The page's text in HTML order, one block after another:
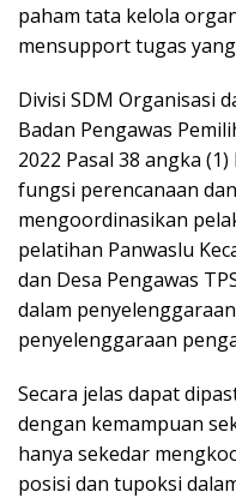
paham tata kelola
mensupport tugas
Divisi SDM Organisasi
Badan Pengawas
2022 Pasal 38 angka
fungsi perencanaan
mengoordinasikan
pelatihan Panwaslu
dan Desa Pengawas
dalam
penyelenggaraan
Secara jelas dapat
dengan kemampuan
hanya sekedar
posisi dan tupoksi